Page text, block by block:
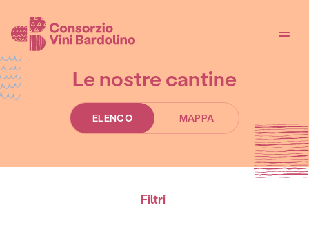
Le nostre cantine
ELENCO MAPPA
Filtri